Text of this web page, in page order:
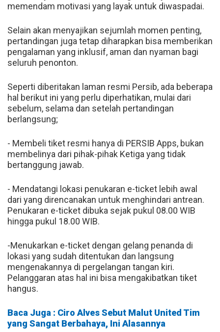
memendam motivasi yang layak untuk diwaspadai.
Selain akan menyajikan sejumlah momen penting,
pertandingan juga tetap diharapkan bisa memberikan
pengalaman yang inklusif, aman dan nyaman bagi
seluruh penonton.
Seperti diberitakan laman resmi Persib, ada beberapa
hal berikut ini yang perlu diperhatikan, mulai dari
sebelum, selama dan setelah pertandingan
berlangsung;
- Membeli tiket resmi hanya di PERSIB Apps, bukan
membelinya dari pihak-pihak Ketiga yang tidak
bertanggung jawab.
- Mendatangi lokasi penukaran e-ticket lebih awal
dari yang direncanakan untuk menghindari antrean.
Penukaran e-ticket dibuka sejak pukul 08.00 WIB
hingga pukul 18.00 WIB.
-Menukarkan e-ticket dengan gelang penanda di
lokasi yang sudah ditentukan dan langsung
mengenakannya di pergelangan tangan kiri.
Pelanggaran atas hal ini bisa mengakibatkan tiket
hangus.
Baca Juga : Ciro Alves Sebut Malut United Tim
yang Sangat Berbahaya, Ini Alasannya